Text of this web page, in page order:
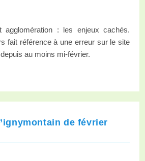
agglomération : les enjeux cachés.
fait référence à une erreur sur le site
au moins mi-février.
de février